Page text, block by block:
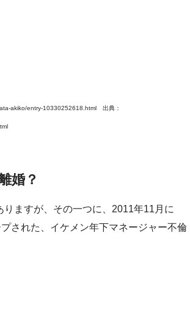
akiko/entry-10330252618.html 出典：
婚？
りますが、その一つに、2011年11月に
された、イケメン年下マネージャー不倫